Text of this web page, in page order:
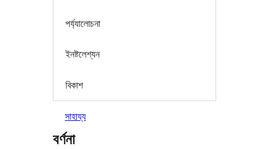
পৰ্য্যালোচনা
ইনষ্টলেশ্যন
বিকাশ
সাহায্য
বৰ্ণনা